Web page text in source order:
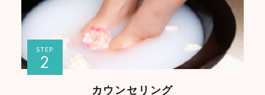
STEP
2
カウンセリング